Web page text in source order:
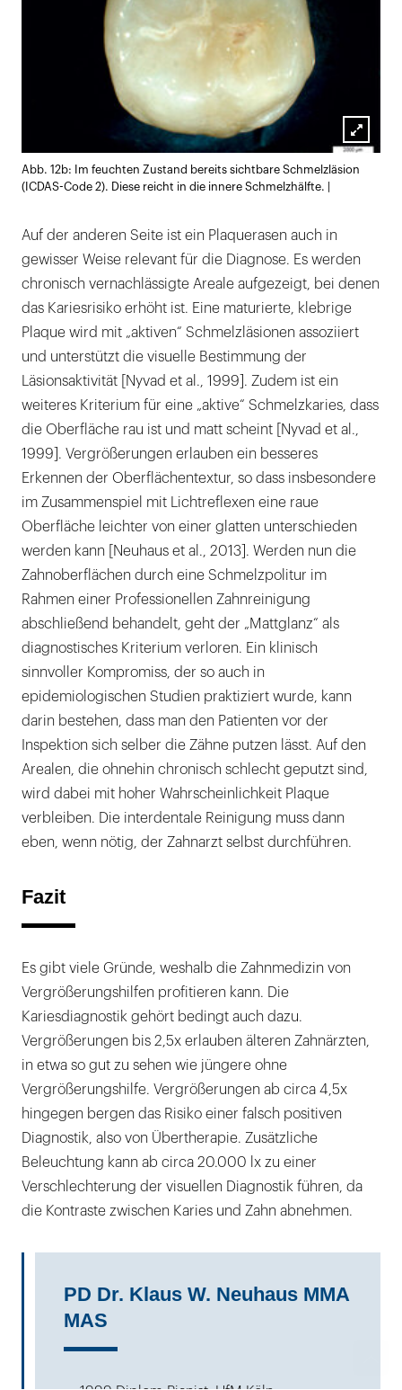
öffnen
Abb. 12b: Im feuchten Zustand bereits sichtbare Schmelzläsion
(ICDAS-Code 2). Diese reicht in die innere Schmelzhälfte. |
Auf der anderen Seite ist ein Plaquerasen auch in
gewisser Weise relevant für die Diagnose. Es werden
chronisch vernachlässigte Areale aufgezeigt, bei denen
das Kariesrisiko erhöht ist. Eine maturierte, klebrige
Plaque wird mit „aktiven“ Schmelzläsionen assoziiert
und unterstützt die visuelle Bestimmung der
Läsionsaktivität [Nyvad et al., 1999]. Zudem ist ein
weiteres Kriterium für eine „aktive“ Schmelzkaries, dass
die Oberfläche rau ist und matt scheint [Nyvad et al.,
1999]. Vergrößerungen erlauben ein besseres
Erkennen der Oberflächentextur, so dass insbesondere
im Zusammenspiel mit Lichtreflexen eine raue
Oberfläche leichter von einer glatten unterschieden
werden kann [Neuhaus et al., 2013]. Werden nun die
Zahnoberflächen durch eine Schmelzpolitur im
Rahmen einer Professionellen Zahnreinigung
abschließend behandelt, geht der „Mattglanz“ als
diagnostisches Kriterium verloren. Ein klinisch
sinnvoller Kompromiss, der so auch in
epidemiologischen Studien praktiziert wurde, kann
darin bestehen, dass man den Patienten vor der
Inspektion sich selber die Zähne putzen lässt. Auf den
Arealen, die ohnehin chronisch schlecht geputzt sind,
wird dabei mit hoher Wahrscheinlichkeit Plaque
verbleiben. Die interdentale Reinigung muss dann
eben, wenn nötig, der Zahnarzt selbst durchführen.
Fazit
Es gibt viele Gründe, weshalb die Zahnmedizin von
Vergrößerungshilfen profitieren kann. Die
Kariesdiagnostik gehört bedingt auch dazu.
Vergrößerungen bis 2,5x erlauben älteren Zahnärzten,
in etwa so gut zu sehen wie jüngere ohne
Vergrößerungshilfe. Vergrößerungen ab circa 4,5x
hingegen bergen das Risiko einer falsch positiven
Diagnostik, also von Übertherapie. Zusätzliche
Beleuchtung kann ab circa 20.000 lx zu einer
Verschlechterung der visuellen Diagnostik führen, da
die Kontraste zwischen Karies und Zahn abnehmen.
PD Dr. Klaus W. Neuhaus MMA
MAS